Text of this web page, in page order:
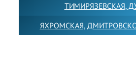
ТИМИРЯЗЕВСКАЯ,
ЯХРОМСКАЯ,